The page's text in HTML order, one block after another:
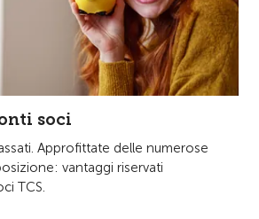
soci
Approfittate delle numerose
vantaggi riservati
TCS.